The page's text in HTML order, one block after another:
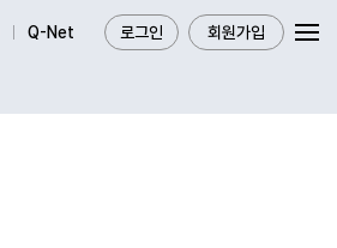
로그인 회원가입
Q-Net